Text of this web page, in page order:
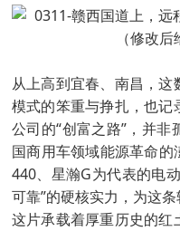
从上高到宜春、南昌，
模式的笨重与挣扎，也记
公司的“创富之路”，并
国商用车领域能源革命的
440、星瀚G为代表的电
可靠”的硬核实力，为这
这片承载着厚重历史的